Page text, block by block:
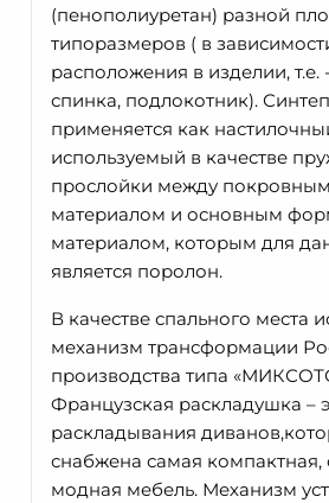
(пенополиуретан) разной
типоразмеров ( в
расположения в изделии, т.е.
спинка, подлокотник).
применяется как
используемый в качестве
прослойки между
материалом и основным
материалом, которым для
является поролон.
В качестве спального места
механизм трансформации
производства типа
Французская раскладушка –
раскладывания
снабжена самая компактная,
модная мебель. Механизм